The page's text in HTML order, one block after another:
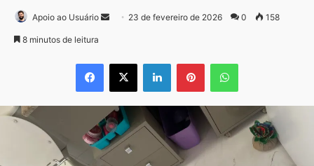
Apoio ao Usuário
Mande
mail
23 de fevereiro de 2026 0 158
8 minutos de leitura
Facebook
X LinkedinPinterestWhatsApp